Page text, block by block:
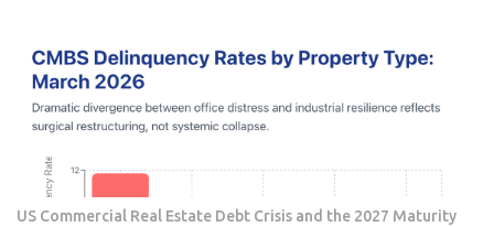
layers where small-cap Asian players hold a technical
monopoly. For those navigating the semiconductor
landscape, the "picks and shovels" of this era are no longer
just about buying the biggest foundry or the most famous
niche suppliers in Taiwan and South Korea that provide the
critical thermal management, high-bandwidth memory
US Commercial Real Estate Debt Crisis and the 2027 Maturity